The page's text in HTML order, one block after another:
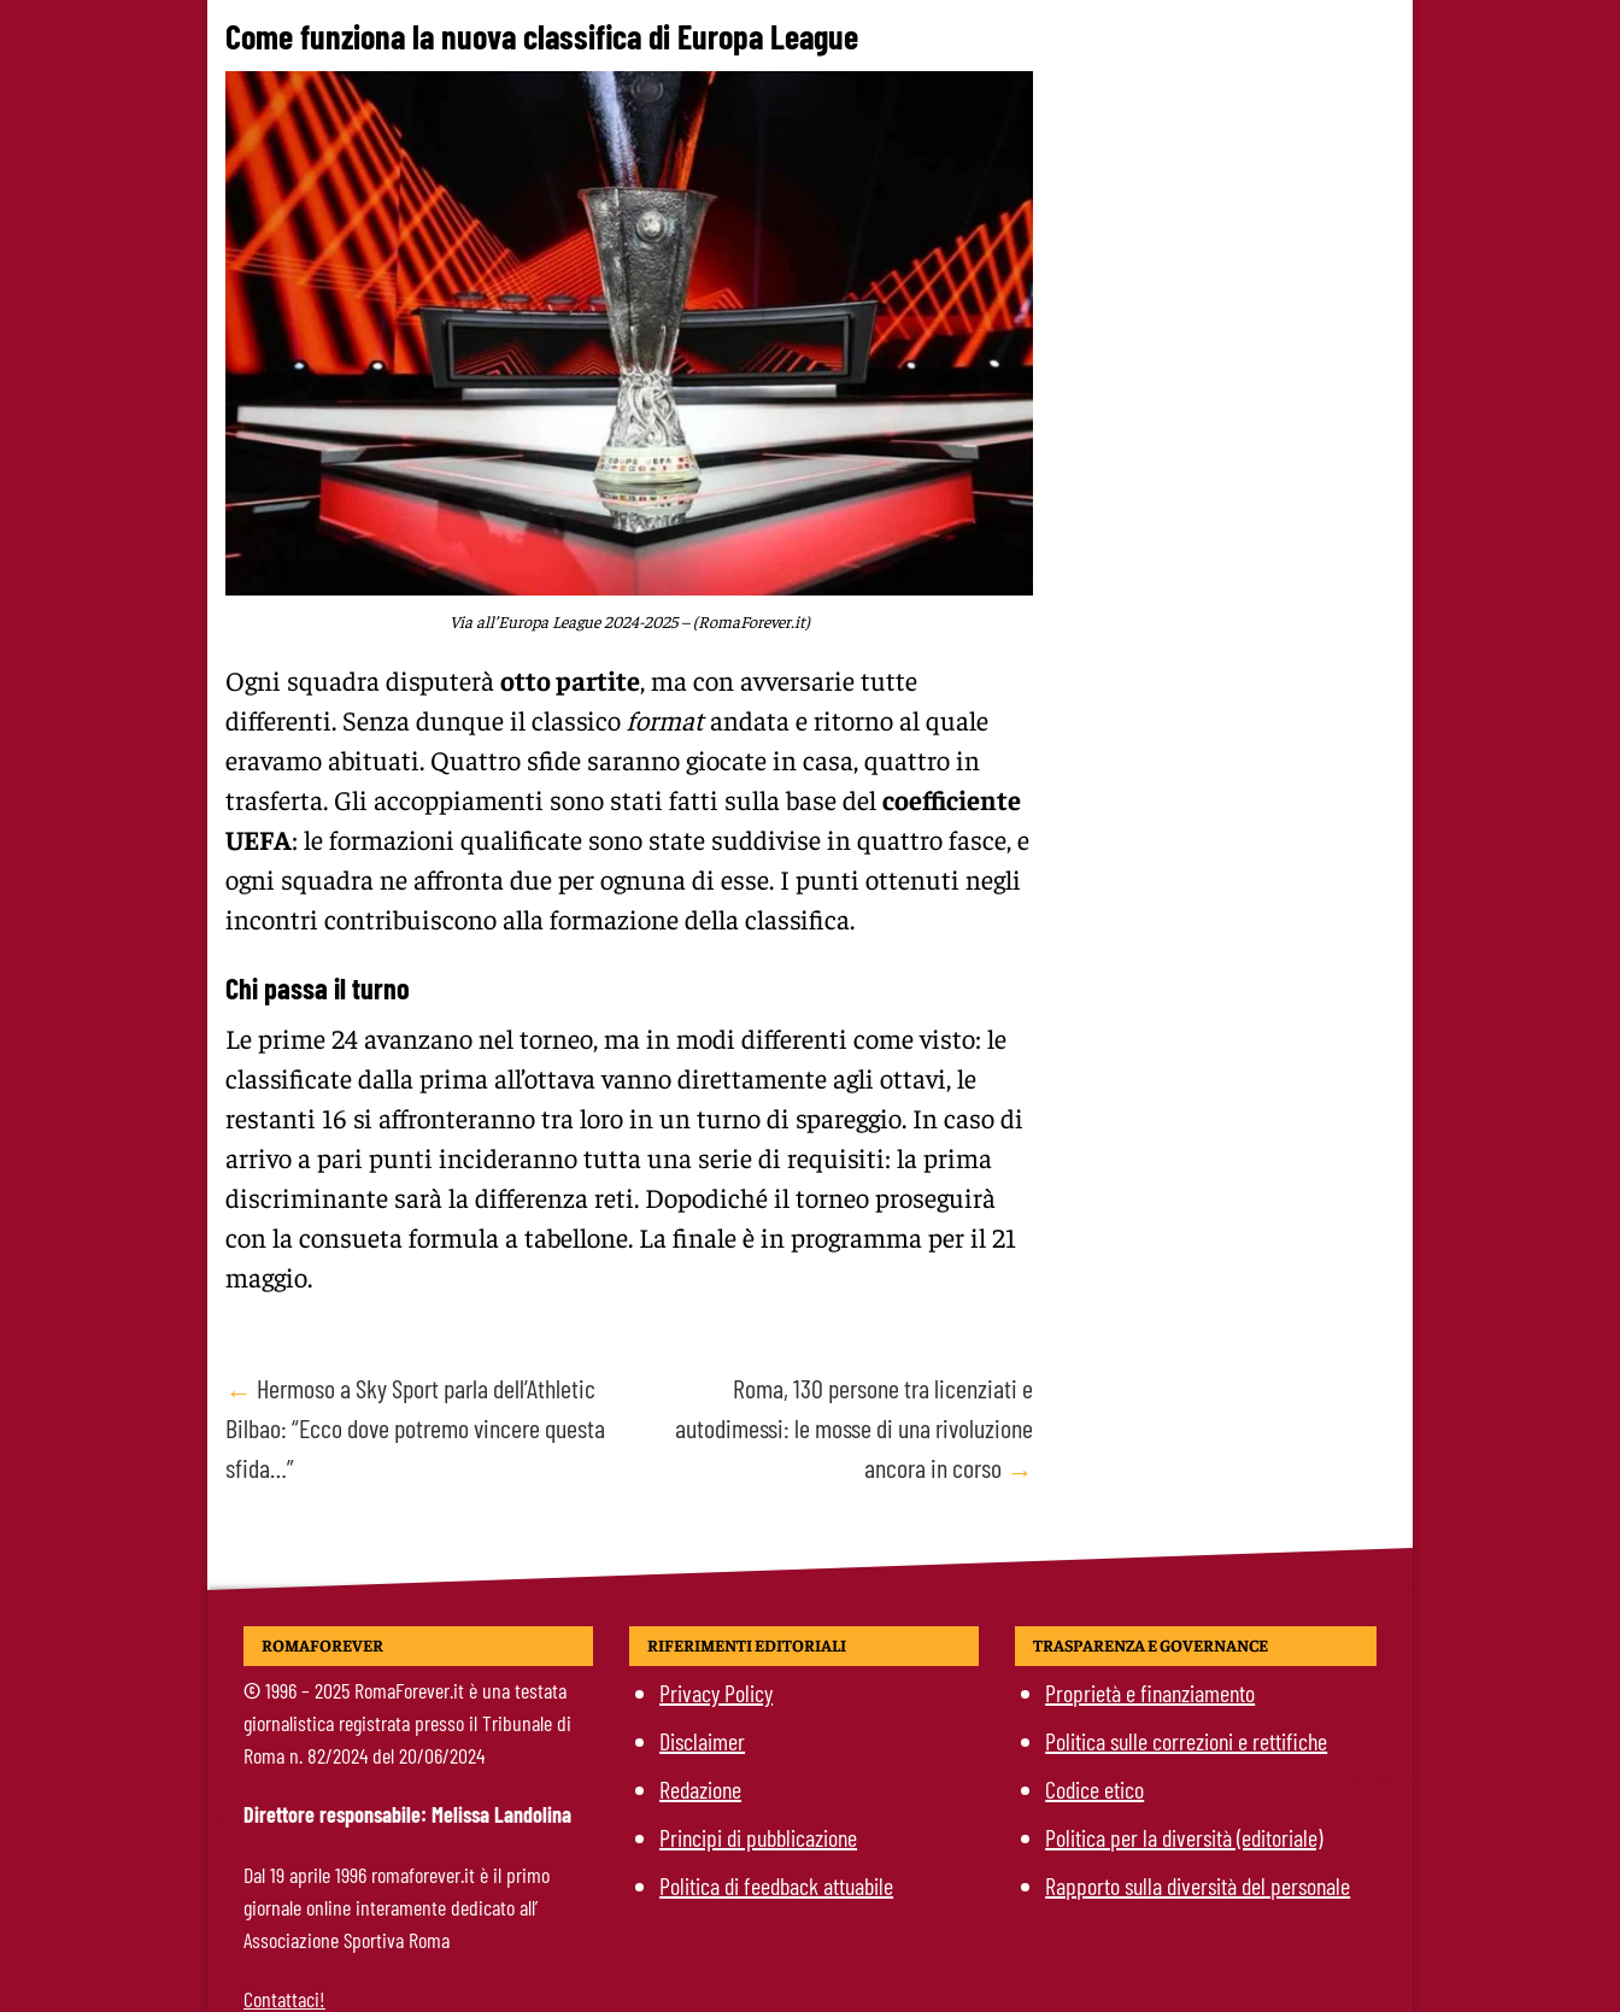
Come funziona la nuova classifica di Europa League
Via all’Europa League 2024-2025 – (RomaForever.it)
Ogni squadra disputerà otto partite, ma con avversarie tutte
differenti. Senza dunque il classico formatandata e ritorno al quale
eravamo abituati. Quattro sfide saranno giocate in casa, quattro in
trasferta. Gli accoppiamenti sono stati fatti sulla base del coefficiente
UEFA: le formazioni qualificate sono state suddivise in quattro fasce, e
ogni squadra ne affronta due per ognuna di esse. I punti ottenuti negli
incontri contribuiscono alla formazione della classifica.
Chi passa il turno
Le prime 24 avanzano nel torneo, ma in modi differenti come visto: le
classificate dalla prima all’ottava vanno direttamente agli ottavi, le
restanti 16 si affronteranno tra loro in un turno di spareggio. In caso di
arrivo a pari punti incideranno tutta una serie di requisiti: la prima
discriminante sarà la differenza reti. Dopodiché il torneo proseguirà
con la consueta formula a tabellone. La finale è in programma per il 21
maggio.
Post
navigation
← Hermoso a Sky Sport parla dell’Athletic
Bilbao: “Ecco dove potremo vincere questa
sfida…”
Roma, 130 persone tra licenziati e
autodimessi: le mosse di una rivoluzione
ancora in corso →
ROMAFOREVER
©1996 – 2025 RomaForever.it è una testata
giornalistica registrata presso il Tribunale di
Roma n. 82/2024 del 20/06/2024
Direttore responsabile: Melissa Landolina
Dal 19 aprile 1996 romaforever.it è il primo
giornale online interamente dedicato all’
Associazione Sportiva Roma
Contattaci!
RIFERIMENTI EDITORIALI
Privacy Policy
Disclaimer
Redazione
Principi di pubblicazione
Politica di feedback attuabile
TRASPARENZA E GOVERNANCE
Proprietà e finanziamento
Politica sulle correzioni e rettifiche
Codice etico
Politica per la diversità (editoriale)
Rapporto sulla diversità del personale